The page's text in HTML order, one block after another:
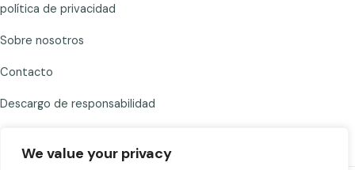
We value your privacy
política de privacidad
Sobre nosotros
Contacto
Descargo de responsabilidad